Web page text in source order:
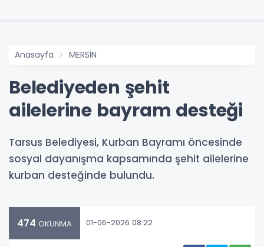
Anasayfa MERSİN
Belediyeden şehit
ailelerine bayram desteği
Tarsus Belediyesi, Kurban Bayramı öncesinde
sosyal dayanışma kapsamında şehit ailelerine
kurban desteğinde bulundu.
474 OKUNMA 01-06-2026 08:22